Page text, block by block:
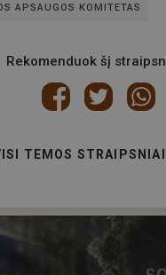
APSAUGOS KOMITETAS
Rekomenduok šį
TEMOS STRAIPSNIAI